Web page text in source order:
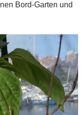
Bord-Garten und